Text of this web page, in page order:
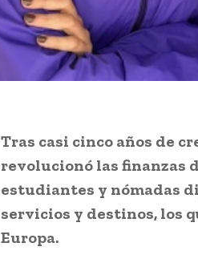
Tras casi cinco años de
revolucionó las finanzas
estudiantes y nómadas
servicios y destinos, los
Europa.